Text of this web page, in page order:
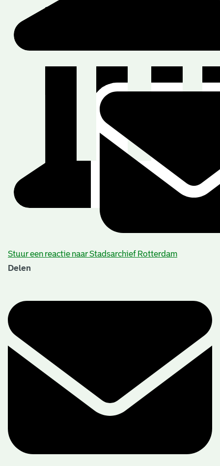
Stuur een reactie naar Stadsarchief Rotterdam
Delen